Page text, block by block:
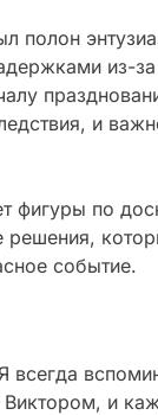
полон
из-за
и
фигуры по
решения,
событие.
всегда
Виктором, и